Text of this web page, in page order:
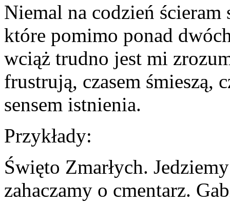
Niemal na codzień
które pomimo ponad
wciąż trudno jest mi
frustrują, czasem śmieszą,
sensem istnienia.
Przykłady:
Święto Zmarłych.
zahaczamy o cmentarz.